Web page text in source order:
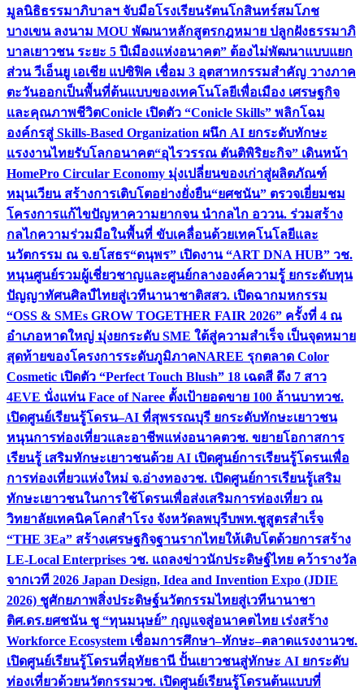
มูลนิธิธรรมาภิบาลฯ จับมือโรงเรียนรัตนโกสินทร์สมโภช
บางเขน ลงนาม MOU พัฒนาหลักสูตรกฎหมาย ปลูกฝังธรรมาภิ
บาลเยาวชน ระยะ 5 ปีเมืองแห่งอนาคต” ต้องไม่พัฒนาแบบแยก
ส่วน วีเอ็นยู เอเชีย แปซิฟิค เชื่อม 3 อุตสาหกรรมสำคัญ วางภาค
ตะวันออกเป็นพื้นที่ต้นแบบของเทคโนโลยีเพื่อเมือง เศรษฐกิจ
และคุณภาพชีวิตConicle เปิดตัว “Conicle Skills” พลิกโฉม
องค์กรสู่ Skills-Based Organization ผนึก AI ยกระดับทักษะ
แรงงานไทยรับโลกอนาคต“อุไรวรรณ ตันติพิริยะกิจ” เดินหน้า
HomePro Circular Economy มุ่งเปลี่ยนของเก่าสู่ผลิตภัณฑ์
หมุนเวียน สร้างการเติบโตอย่างยั่งยืน“ยศชนัน” ตรวจเยี่ยมชม
โครงการแก้ไขปัญหาความยากจน นำกลไก อววน. ร่วมสร้าง
กลไกความร่วมมือในพื้นที่ ขับเคลื่อนด้วยเทคโนโลยีและ
นวัตกรรม ณ จ.ยโสธร“ดนุพร” เปิดงาน “ART DNA HUB” วช.
หนุนศูนย์รวมผู้เชี่ยวชาญและศูนย์กลางองค์ความรู้ ยกระดับทุน
ปัญญาทัศนศิลป์ไทยสู่เวทีนานาชาติสสว. เปิดฉากมหกรรม
“OSS & SMEs GROW TOGETHER FAIR 2026” ครั้งที่ 4 ณ
อำเภอหาดใหญ่ มุ่งยกระดับ SME ใต้สู่ความสำเร็จ เป็นจุดหมาย
สุดท้ายของโครงการระดับภูมิภาคNAREE รุกตลาด Color
Cosmetic เปิดตัว “Perfect Touch Blush” 18 เฉดสี ดึง 7 สาว
4EVE นั่งแท่น Face of Naree ตั้งเป้ายอดขาย 100 ล้านบาทวช.
เปิดศูนย์เรียนรู้โดรน–AI ที่สุพรรณบุรี ยกระดับทักษะเยาวชน
หนุนการท่องเที่ยวและอาชีพแห่งอนาคตวช. ขยายโอกาสการ
เรียนรู้ เสริมทักษะเยาวชนด้วย AI เปิดศูนย์การเรียนรู้โดรนเพื่อ
การท่องเที่ยวแห่งใหม่ จ.อ่างทองวช. เปิดศูนย์การเรียนรู้เสริม
ทักษะเยาวชนในการใช้โดรนเพื่อส่งเสริมการท่องเที่ยว ณ
วิทยาลัยเทคนิคโคกสำโรง จังหวัดลพบุรีบพท.ชูสูตรสำเร็จ
“THE 3Ea” สร้างเศรษฐกิจฐานรากไทยให้เติบโตด้วยการสร้าง
LE-Local Enterprises วช. แถลงข่าวนักประดิษฐ์ไทย คว้ารางวัล
จากเวที 2026 Japan Design, Idea and Invention Expo (JDIE
2026) ชูศักยภาพสิ่งประดิษฐ์นวัตกรรมไทยสู่เวทีนานาชา
ติศ.ดร.ยศชนัน ชู “ทุนมนุษย์” กุญแจสู่อนาคตไทย เร่งสร้าง
Workforce Ecosystem เชื่อมการศึกษา–ทักษะ–ตลาดแรงงานวช.
เปิดศูนย์เรียนรู้โดรนที่อุทัยธานี ปั้นเยาวชนสู่ทักษะ AI ยกระดับ
ท่องเที่ยวด้วยนวัตกรรมวช. เปิดศูนย์เรียนรู้โดรนต้นแบบที่